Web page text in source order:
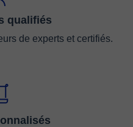
qualifiés
de experts et certifiés.